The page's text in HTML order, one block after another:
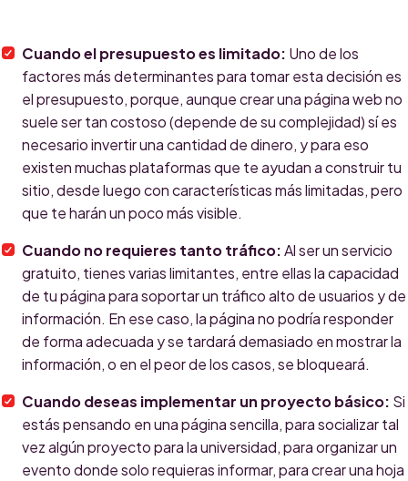
Cuando el presupuesto es limitado: Uno de los
factores más determinantes para tomar esta decisión es
el presupuesto, porque, aunque crear una página web no
suele ser tan costoso (depende de su complejidad) sí es
necesario invertir una cantidad de dinero, y para eso
existen muchas plataformas que te ayudan a construir tu
sitio, desde luego con características más limitadas, pero
que te harán un poco más visible.
Cuando no requieres tanto tráfico:Al ser un servicio
gratuito, tienes varias limitantes, entre ellas la capacidad
de tu página para soportar un tráfico alto de usuarios y de
información. En ese caso, la página no podría responder
de forma adecuada y se tardará demasiado en mostrar la
información, o en el peor de los casos, se bloqueará.
Cuando deseas implementar un proyecto básico: Si
estás pensando en una página sencilla, para socializar tal
vez algún proyecto para la universidad, para organizar un
evento donde solo requieras informar, para crear una hoja